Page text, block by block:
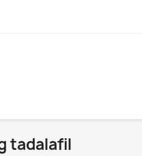
tadalafil